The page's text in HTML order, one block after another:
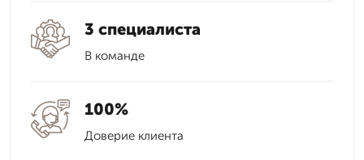
3 специалиста
В команде
100%
Доверие клиента